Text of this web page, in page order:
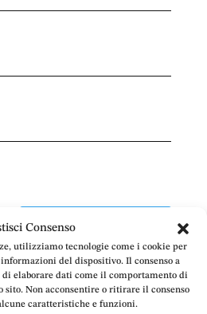
Consenso
utilizziamo tecnologie come i cookie per
del dispositivo. Il consenso a
elaborare dati come il comportamento di
sito. Non acconsentire o ritirare il consenso
caratteristiche e funzioni.